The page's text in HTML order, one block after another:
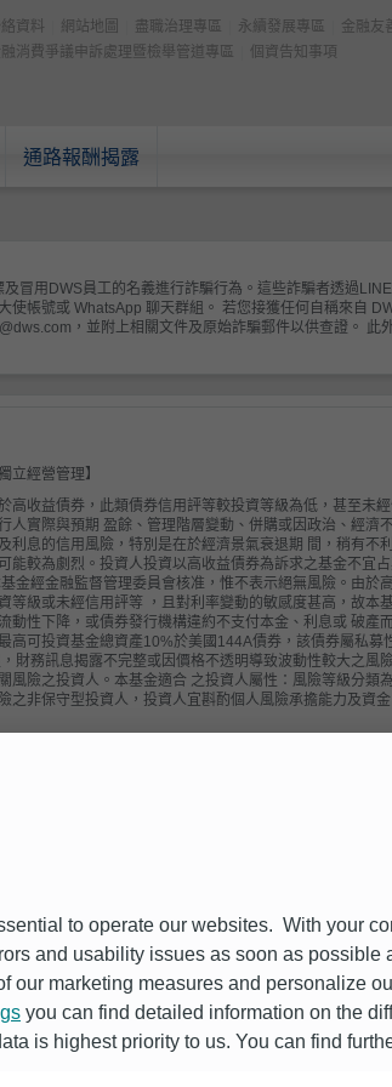
資料 網站地圖 盡職治理專區 永續發展專區 金融友
消費爭議申訴處理暨檢舉管道專區
個資告知事項
通路報酬揭露
冒用DWS員工的名義進行詐騙行為。這些詐騙者透過
使帳號或 WhatsApp 聊天群組。 若您接獲任何自稱來自
，並附上相關文件及原始詐騙郵件以供查證。
立經營管理】
高收益債券，此類債券信用評等較投資等級為低，甚至未經
人實際與預期 盈餘、管理階層變動、併購或因政治、經濟
利息的信用風險，特別是在於經濟景氣衰退期 間，稍有不
能較為劇烈。投資人投資以高收益債券為訴求之基金不宜
金經金融監督管理委員會核准，惟不表示絕無風險。由於
等級或未經信用評等 ，且對利率變動的敏感度甚高，故本
動性下降，或債券發行機構違約不支付本金、利息或 破產
高可投資基金總資產10%於美國144A債券，該債券屬私募
財務訊息揭露不完整或因價格不透明導致波動性較大之風
風險之投資人。本基金適合 之投資人屬性：風險等級分類
之非保守型投資人，投資人宜斟酌個人風險承擔能力及資
文提及之經濟走勢預測不必然代表本基金之績效，本基金投
。有關基金應負擔之費用(境外基金含分銷費用)已揭露於基
中。本基金備有公開說明書、簡式公開說明書及投資人須
開說明書、簡式基金公開說明書，可至本公司網站
、公開資訊觀測站https://mops.tse.com.tw，境外基
本公司網站或境外基金資訊觀測站https://
信索取。
to operate our websites. With your
and usability issues as soon as
our marketing measures and personalize
you can find detailed information on the
is highest priority to us. You can find